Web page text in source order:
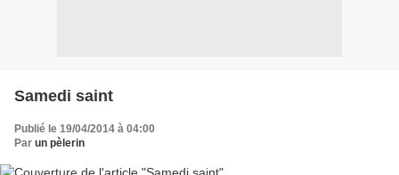
Samedi saint
Publié le 19/04/2014 à 04:00
Par un pèlerin